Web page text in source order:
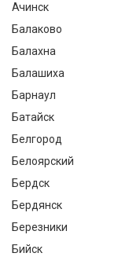
Ачинск
Балаково
Балахна
Балашиха
Барнаул
Батайск
Белгород
Белоярский
Бердск
Бердянск
Березники
Бийск